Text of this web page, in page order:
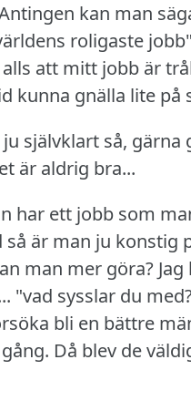
kan man
roligaste
att mitt jobb är
kunna gnälla lite på
ju självklart så, gärna
är aldrig bra...
har ett jobb som
så är man ju konstig
man mer göra?
"vad sysslar du
bli en bättre
Då blev de